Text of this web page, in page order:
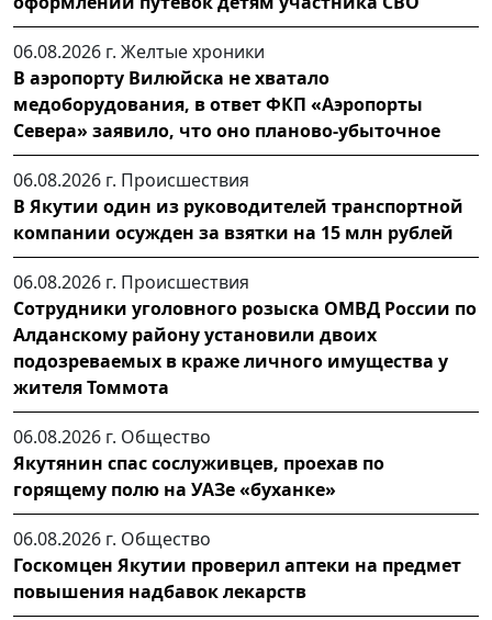
06.08.2026 г. Желтые хроники
В аэропорту Вилюйска не хватало
медоборудования, в ответ ФКП «Аэропорты
Севера» заявило, что оно планово-убыточное
06.08.2026 г. Происшествия
В Якутии один из руководителей транспортной
компании осужден за взятки на 15 млн рублей
06.08.2026 г. Происшествия
Сотрудники уголовного розыска ОМВД России по
Алданскому району установили двоих
подозреваемых в краже личного имущества у
жителя Томмота
06.08.2026 г. Общество
Якутянин спас сослуживцев, проехав по
горящему полю на УАЗе «буханке»
06.08.2026 г. Общество
Госкомцен Якутии проверил аптеки на предмет
повышения надбавок лекарств